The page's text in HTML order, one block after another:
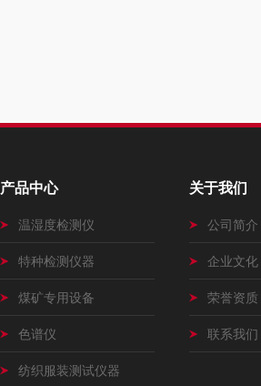
产品中心
温湿度检测仪
特种检测仪器
煤矿专用设备
色谱仪
纺织服装测试仪器
关于我们
公司简介
企业文化
荣誉资质
联系我们